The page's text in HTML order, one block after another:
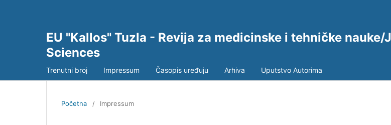
EU "Kallos" Tuzla - Revija za medicinske i tehničke
Sciences
Trenutni broj Impressum Časopis uređuju Arhiva Uputstvo Autorima
Početna / Impressum